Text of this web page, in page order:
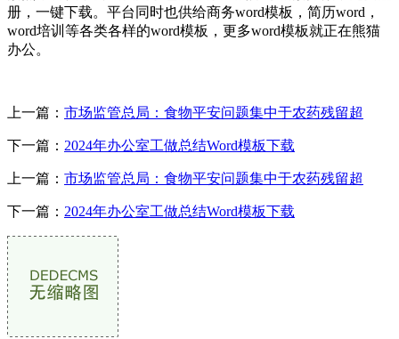
册，一键下载。平台同时也供给商务word模板，简历word，
word培训等各类各样的word模板，更多word模板就正在熊猫
办公。
上一篇： 市场监管总局：食物平安问题集中于农药残留超
下一篇： 2024年办公室工做总结Word模板下载
上一篇： 市场监管总局：食物平安问题集中于农药残留超
下一篇： 2024年办公室工做总结Word模板下载